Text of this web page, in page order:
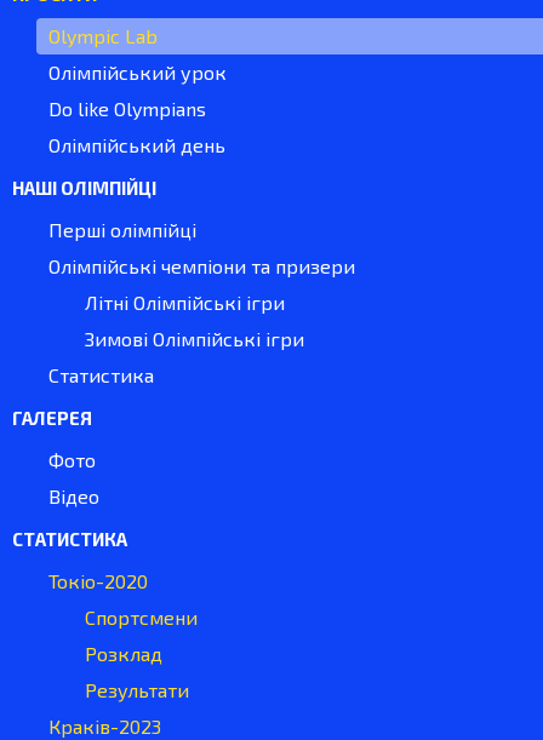
Olympic Lab
Олімпійський урок
Do like Olympians
Олімпійський день
НАШІ ОЛІМПІЙЦІ
Перші олімпійці
Олімпійські чемпіони та призери
Літні Олімпійські ігри
Зимові Олімпійські ігри
Статистика
ГАЛЕРЕЯ
Фото
Відео
СТАТИСТИКА
Токіо-2020
Спортсмени
Розклад
Результати
Краків-2023